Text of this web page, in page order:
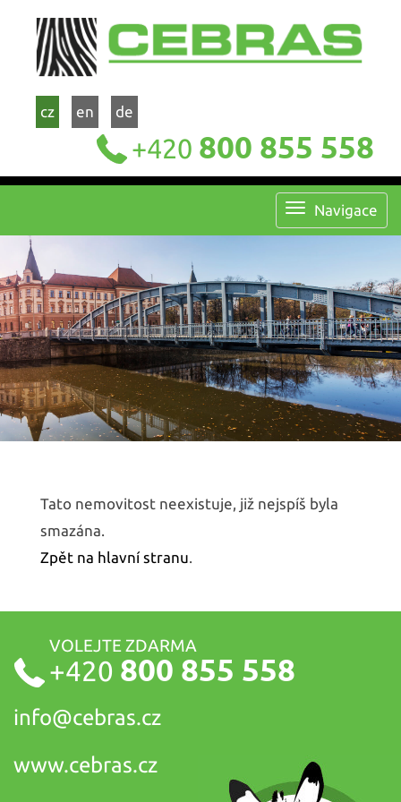
cz en de
+420 800 855 558
Navigace
Tato nemovitost neexistuje, již nejspíš byla
smazána.
Zpět na hlavní stranu.
VOLEJTE ZDARMA
+420 800 855 558
info@cebras.cz
www.cebras.cz